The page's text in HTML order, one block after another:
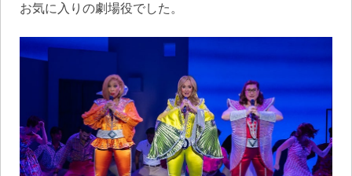
お気に入りの劇場役でした。